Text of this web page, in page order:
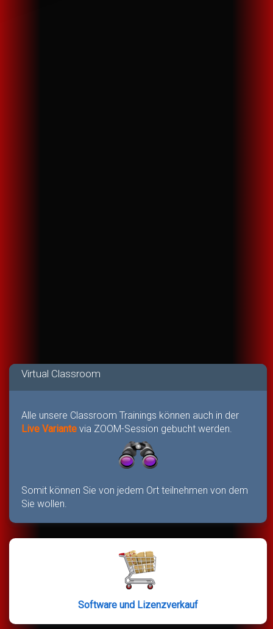
Virtual Classroom
Alle unsere Classroom Trainings können auch in der
Live Variante via ZOOM-Session gebucht werden.
Somit können Sie von jedem Ort teilnehmen von dem
Sie wollen.
Software und Lizenzverkauf